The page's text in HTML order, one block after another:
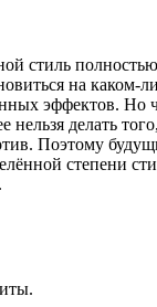
на каком-
эффектов. Но
делать
Поэтому
степени